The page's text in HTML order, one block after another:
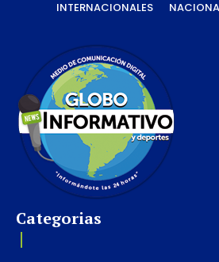
INTERNACIONALES
Categorias